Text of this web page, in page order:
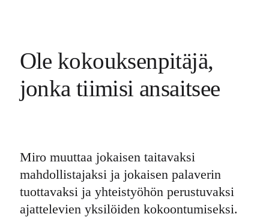
Ole kokouksenpitäjä,
jonka tiimisi ansaitsee
Miro muuttaa jokaisen taitavaksi
mahdollistajaksi ja jokaisen palaverin
tuottavaksi ja yhteistyöhön perustuvaksi
ajattelevien yksilöiden kokoontumiseksi.